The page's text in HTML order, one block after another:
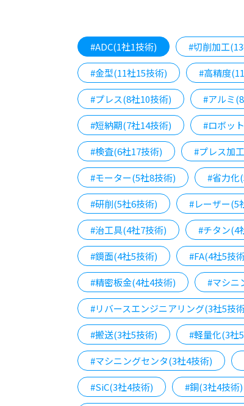
#ADC(1社1技術) #切削加工
#金型(11社15技術) #高精度
#プレス(8社10技術) #アルミ
#短納期(7社14技術) #ロボッ
#検査(6社17技術) #プレス加
#モーター(5社8技術) #省力化
#研削(5社6技術) #レーザー(5
#治工具(4社7技術) #チタン(4
#鏡面(4社5技術) #FA(4社5技
#精密板金(4社4技術) #マシニ
#リバースエンジニアリング(3社5技
#搬送(3社5技術) #軽量化(3社
#マシニングセンタ(3社4技術)
#SiC(3社4技術) #銅(3社4技術)